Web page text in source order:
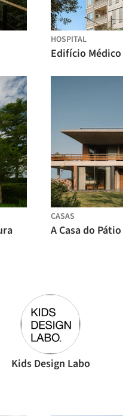
HOSPITAL
CASAS
Kids Design Labo